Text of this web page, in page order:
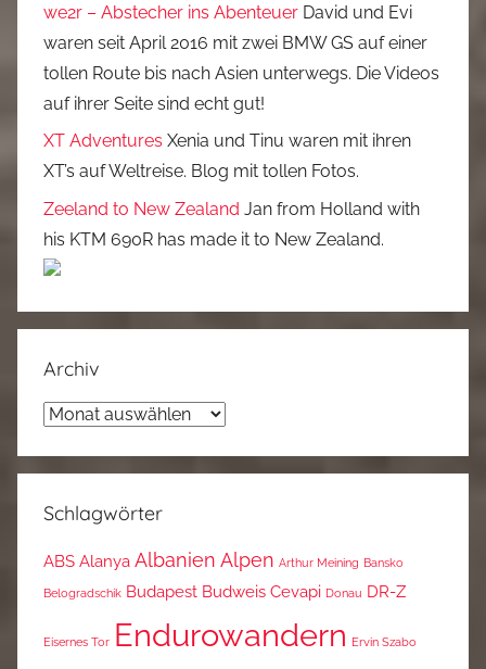
we2r – Abstecher ins Abenteuer David und Evi
waren seit April 2016 mit zwei BMW GS auf einer
tollen Route bis nach Asien unterwegs. Die Videos
auf ihrer Seite sind echt gut!
XT Adventures Xenia und Tinu waren mit ihren
XT’s auf Weltreise. Blog mit tollen Fotos.
Zeeland to New Zealand Jan from Holland with
his KTM 690R has made it to New Zealand.
Archiv
Archiv
Schlagwörter
ABS Alanya Albanien Alpen Arthur Meining Bansko
Belogradschik Budapest Budweis Cevapi Donau DR-Z
Eisernes Tor Endurowandern Ervin Szabo